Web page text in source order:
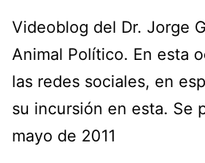
Videoblog del Dr. Jorge
Animal Político. En esta
las redes sociales, en
su incursión en esta. Se
mayo de 2011